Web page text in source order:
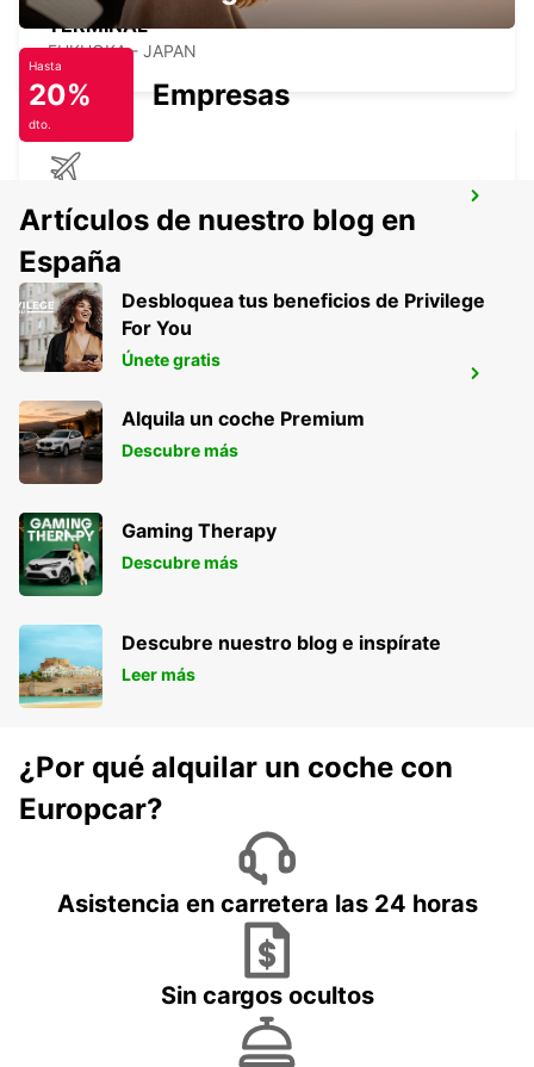
TERMINAL
FUKUOKA - JAPAN
KAGOSHIMA AIRPORT
KIRISHIMA - JAPAN
OMURA - JAPAN
Hasta
20%
dto.
Empresas
Artículos de nuestro blog en
España
Desbloquea tus beneficios de Privilege
For You
Únete gratis
Alquila un coche Premium
Descubre más
Gaming Therapy
Descubre más
Descubre nuestro blog e inspírate
Leer más
¿Por qué alquilar un coche con
Europcar?
Asistencia en carretera las 24 horas
Sin cargos ocultos